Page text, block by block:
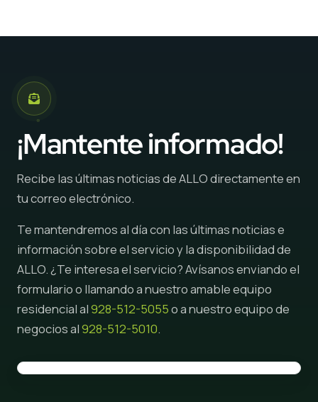
¡Mantente informado!
Recibe las últimas noticias de ALLO directamente en
tu correo electrónico.
Te mantendremos al día con las últimas noticias e
información sobre el servicio y la disponibilidad de
ALLO. ¿Te interesa el servicio? Avísanos enviando el
formulario o llamando a nuestro amable equipo
residencial al928-512-5055o a nuestro equipo de
negocios al928-512-5010.